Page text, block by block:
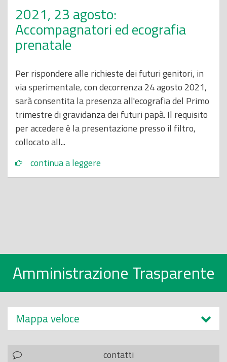
2021, 23 agosto:
Accompagnatori ed ecografia
prenatale
Per rispondere alle richieste dei futuri genitori, in
via sperimentale, con decorrenza 24 agosto 2021,
sarà consentita la presenza all'ecografia del Primo
trimestre di gravidanza dei futuri papà. Il requisito
per accedere è la presentazione presso il filtro,
collocato all...
continua a leggere
Amministrazione Trasparente
Mappa veloce
contatti